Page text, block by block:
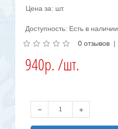
Цена за: шт.
Доступность: Есть в наличии
0 отзывов |
940р. /шт.